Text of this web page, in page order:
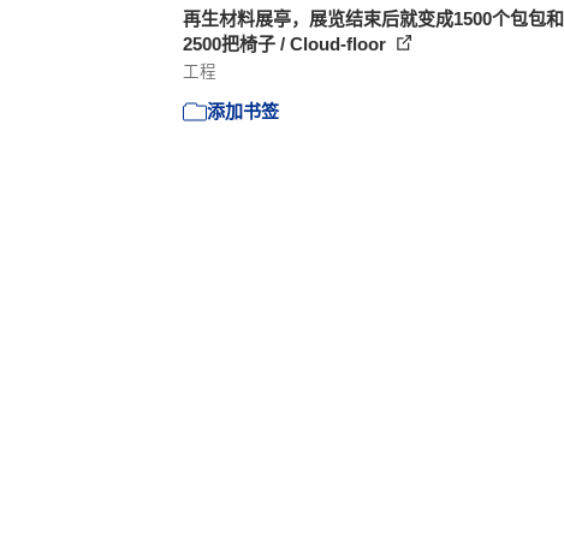
再生材料展亭，展览结束后就变成1500个包包和
2500把椅子 / Cloud-floor
工程
添加书签